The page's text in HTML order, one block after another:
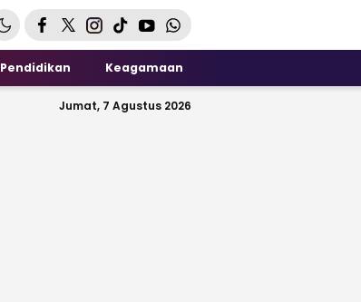
Pendidikan Keagamaan
Jumat, 7 Agustus 2026